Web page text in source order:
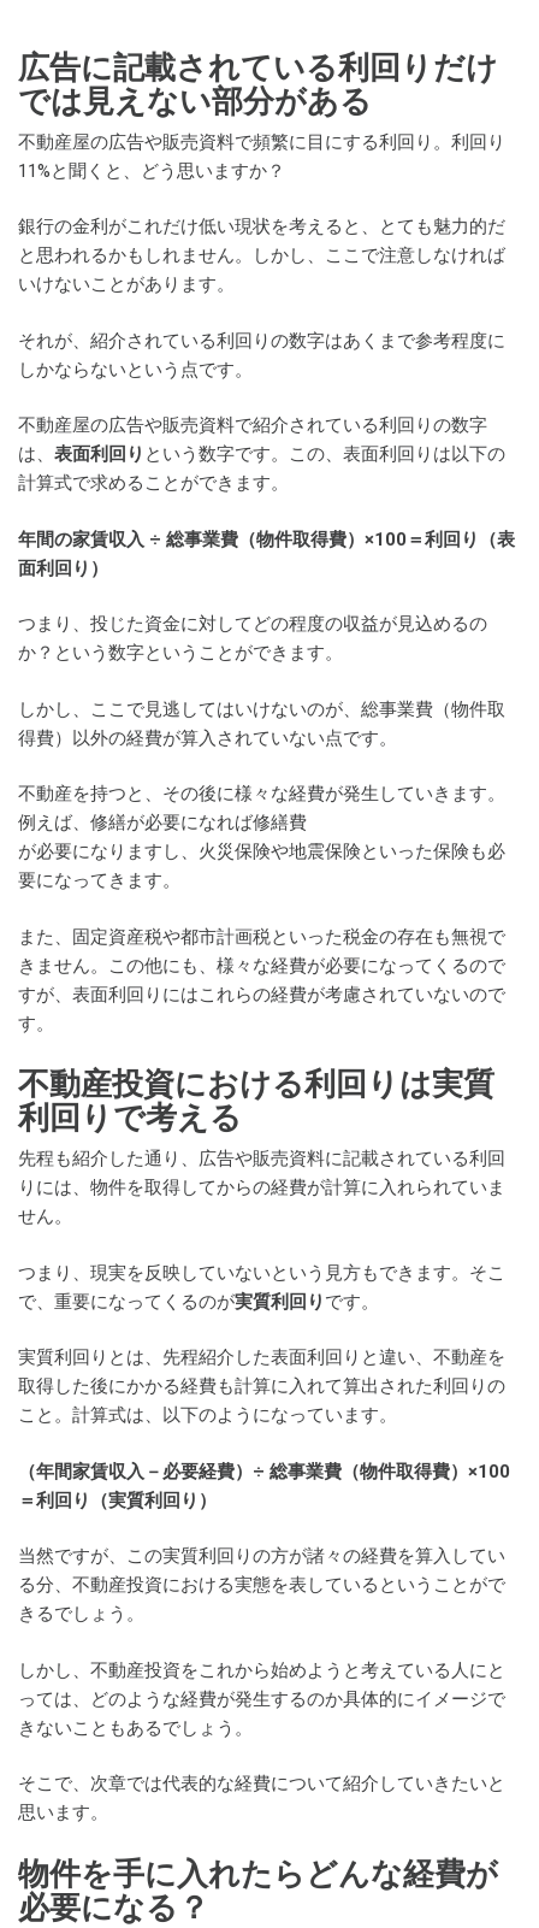
広告に記載されている利回りだけ
では見えない部分がある
不動産屋の広告や販売資料で頻繁に目にする利回り。利回り
11%と聞くと、どう思いますか？
銀行の金利がこれだけ低い現状を考えると、とても魅力的だ
と思われるかもしれません。しかし、ここで注意しなければ
いけないことがあります。
それが、紹介されている利回りの数字はあくまで参考程度に
しかならないという点です。
不動産屋の広告や販売資料で紹介されている利回りの数字
は、 表面利回り という数字です。この、表面利回りは以下の
計算式で求めることができます。
年間の家賃収入 ÷ 総事業費（物件取得費）×100＝利回り（表
面利回り）
つまり、投じた資金に対してどの程度の収益が見込めるの
か？という数字ということができます。
しかし、ここで見逃してはいけないのが、総事業費（物件取
得費）以外の経費が算入されていない点です。
不動産を持つと、その後に様々な経費が発生していきます。
例えば、修繕が必要になれば修繕費
が必要になりますし、火災保険や地震保険といった保険も必
要になってきます。
また、固定資産税や都市計画税といった税金の存在も無視で
きません。この他にも、様々な経費が必要になってくるので
すが、表面利回りにはこれらの経費が考慮されていないので
す。
不動産投資における利回りは実質
利回りで考える
先程も紹介した通り、広告や販売資料に記載されている利回
りには、物件を取得してからの経費が計算に入れられていま
せん。
つまり、現実を反映していないという見方もできます。そこ
で、重要になってくるのが実質利回り です。
実質利回りとは、先程紹介した表面利回りと違い、不動産を
取得した後にかかる経費も計算に入れて算出された利回りの
こと。計算式は、以下のようになっています。
（年間家賃収入－必要経費）÷ 総事業費（物件取得費）×100
＝利回り（実質利回り）
当然ですが、この実質利回りの方が諸々の経費を算入してい
る分、不動産投資における実態を表しているということがで
きるでしょう。
しかし、不動産投資をこれから始めようと考えている人にと
っては、どのような経費が発生するのか具体的にイメージで
きないこともあるでしょう。
そこで、次章では代表的な経費について紹介していきたいと
思います。
物件を手に入れたらどんな経費が
必要になる？